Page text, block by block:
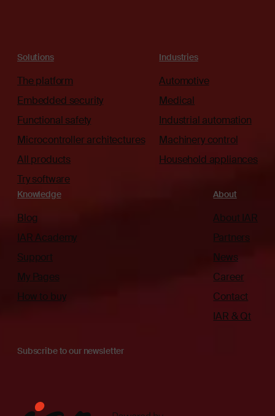
Solutions
The platform
Embedded security
Functional safety
Microcontroller architectures
All products
Try software
Industries
Automotive
Medical
Industrial automation
Machinery control
Household appliances
Knowledge
Blog
IAR Academy
Support
My Pages
How to buy
About
About IAR
Partners
News
Career
Contact
IAR & Qt
Subscribe to our newsletter